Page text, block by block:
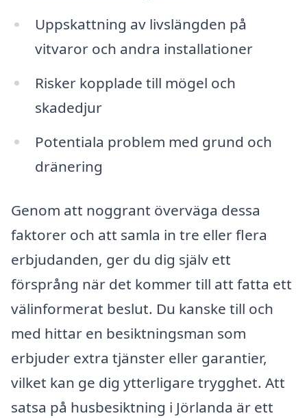
Uppskattning av livslängden på
vitvaror och andra installationer
Risker kopplade till mögel och
skadedjur
Potentiala problem med grund och
dränering
Genom att noggrant överväga dessa
faktorer och att samla in tre eller flera
erbjudanden, ger du dig själv ett
försprång när det kommer till att fatta ett
välinformerat beslut. Du kanske till och
med hittar en besiktningsman som
erbjuder extra tjänster eller garantier,
vilket kan ge dig ytterligare trygghet. Att
satsa på husbesiktning i Jörlanda är ett